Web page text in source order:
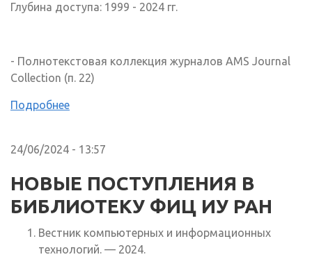
Глубина доступа: 1999 - 2024 гг.
- Полнотекстовая коллекция журналов AMS Journal
Collection (п. 22)
Подробнее
24/06/2024 - 13:57
НОВЫЕ ПОСТУПЛЕНИЯ В
БИБЛИОТЕКУ ФИЦ ИУ РАН
Вестник компьютерных и информационных
технологий. — 2024.